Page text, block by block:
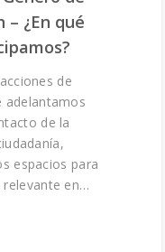
– ¿En qué
de
adelantamos
de la
espacios para
en…